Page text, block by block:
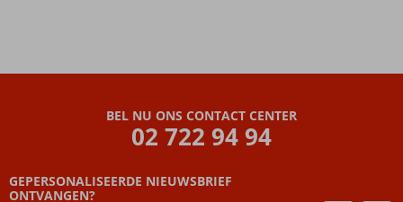
BEL NU ONS CONTACT CENTER
02 722 94 94
GEPERSONALISEERDE NIEUWSBRIEF
ONTVANGEN?